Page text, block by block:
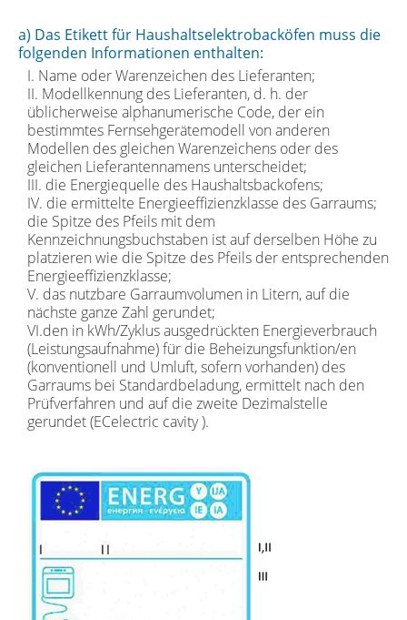
a) Das Etikett für Haushaltselektrobacköfen muss die
folgenden Informationen enthalten:
I. Name oder Warenzeichen des Lieferanten;
II. Modellkennung des Lieferanten, d. h. der
üblicherweise alphanumerische Code, der ein
bestimmtes Fernsehgerätemodell von anderen
Modellen des gleichen Warenzeichens oder des
gleichen Lieferantennamens unterscheidet;
III. die Energiequelle des Haushaltsbackofens;
IV. die ermittelte Energieeffizienzklasse des Garraums;
die Spitze des Pfeils mit dem
Kennzeichnungsbuchstaben ist auf derselben Höhe zu
platzieren wie die Spitze des Pfeils der entsprechenden
Energieeffizienzklasse;
V. das nutzbare Garraumvolumen in Litern, auf die
nächste ganze Zahl gerundet;
VI.den in kWh/Zyklus ausgedrückten Energieverbrauch
(Leistungsaufnahme) für die Beheizungsfunktion/en
(konventionell und Umluft, sofern vorhanden) des
Garraums bei Standardbeladung, ermittelt nach den
Prüfverfahren und auf die zweite Dezimalstelle
gerundet (ECelectric cavity ).